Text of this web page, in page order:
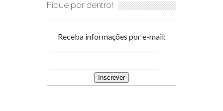
Fique por dentro!
Receba informações por e-mail: